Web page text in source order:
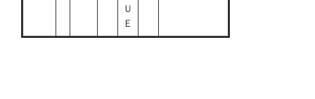
Ｕ
Ｅ